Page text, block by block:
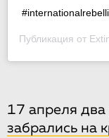
Публикация от
17 апреля два
забрались на